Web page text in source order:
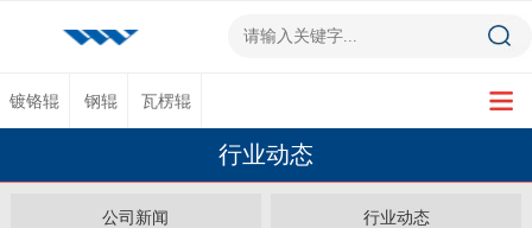
镀铬辊 钢辊 瓦楞辊
行业动态
公司新闻 行业动态